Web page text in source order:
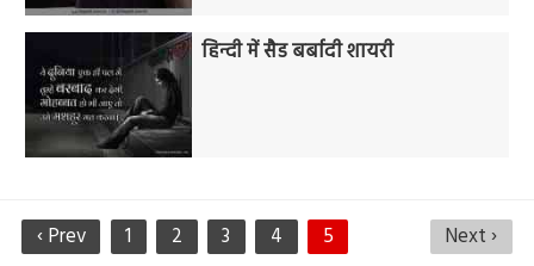
हिन्दी में सैड बर्बादी शायरी
‹ Prev 1 2 3 4 5 Next ›